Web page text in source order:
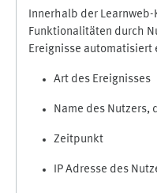
Innerhalb der Learnweb-
Funktionalitäten durch
Ereignisse automatisiert
Art des Ereignisses
Name des Nutzers,
Zeitpunkt
IP Adresse des